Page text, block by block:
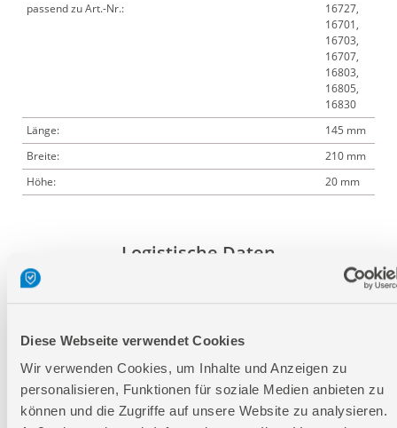
Diese Webseite verwendet Cookies
Wir verwenden Cookies, um Inhalte und Anzeigen zu
personalisieren, Funktionen für soziale Medien anbieten zu
können und die Zugriffe auf unsere Website zu analysieren.
passend zu Art.-Nr.:
16727,
16701,
16703,
16707,
16803,
16805,
16830
Länge:
145 mm
Breite:
210 mm
Höhe:
20 mm
Logistische Daten
Höhe
25 mm